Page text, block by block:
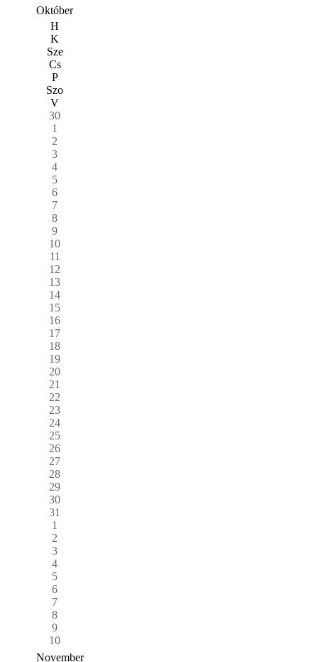
Október
H
K
Sze
Cs
P
Szo
V
30
1
2
3
4
5
6
7
8
9
10
11
12
13
14
15
16
17
18
19
20
21
22
23
24
25
26
27
28
29
30
31
1
2
3
4
5
6
7
8
9
10
November